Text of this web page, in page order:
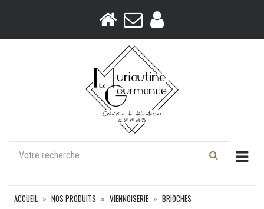
ACCUEIL NOS PRODUITS VIENNOISERIE BRIOCHES